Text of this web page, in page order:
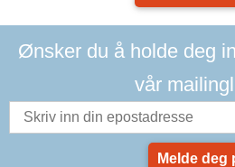
Ønsker du å holde deg
vår
Melde deg